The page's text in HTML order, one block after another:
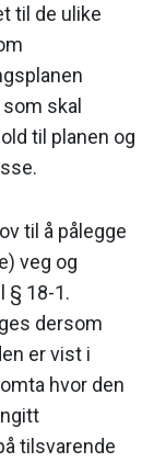
til de ulike
skal
til planen og
til å pålegge
veg og
§ 18-1.
dersom
er vist i
hvor den
tilsvarende